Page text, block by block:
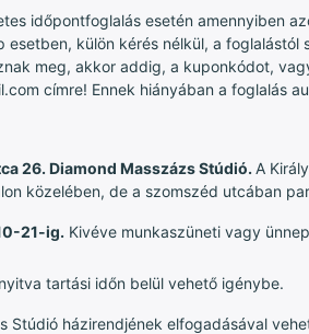
időpontfoglalás esetén amennyiben
külön kérés nélkül, a foglalástól
meg, akkor addig, a kuponkódot,
címre! Ennek hiányában a foglalás
26. Diamond Masszázs Stúdió. A
közelében, de a szomszéd utcában
21-ig. Kivéve munkaszüneti vagy
tartási időn belül vehető igénybe.
Stúdió házirendjének elfogadásával